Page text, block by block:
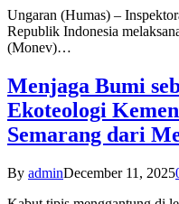
Ungaran (Humas) –
Republik Indonesia
(Monev)…
Menjaga Bumi
Ekoteologi
Semarang dari
By adminDecember 11, 2025